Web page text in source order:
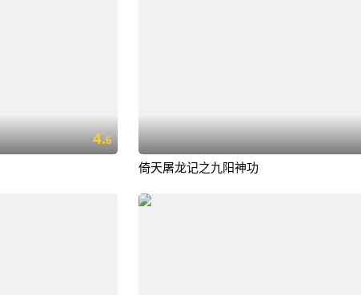
4.6
倚天屠龙记之九阳神功